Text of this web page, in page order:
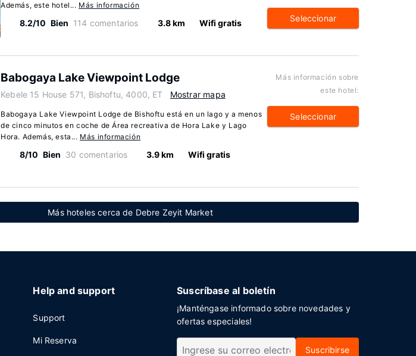
Además, este hotel... Más información
8.2/10 Bien 114 comentarios 3.8 km Wifi gratis Seleccionar
Babogaya Lake Viewpoint Lodge
Kebele 15 House 571, Bishoftu, 4000, ET Mostrar mapa
Babogaya Lake Viewpoint Lodge de Bishoftu está en un lago y a menos
de cinco minutos en coche de Área recreativa de Hora Lake y Lago
Hora. Además, esta... Más información
8/10 Bien 30 comentarios 3.9 km Wifi gratis
Más información sobre
este hotel:
Seleccionar
Más hoteles cerca de Debre Zeyit Market
Help and support
Support
Mi Reserva
Suscríbase al boletín
¡Manténgase informado sobre novedades y
ofertas especiales!
Suscribirse